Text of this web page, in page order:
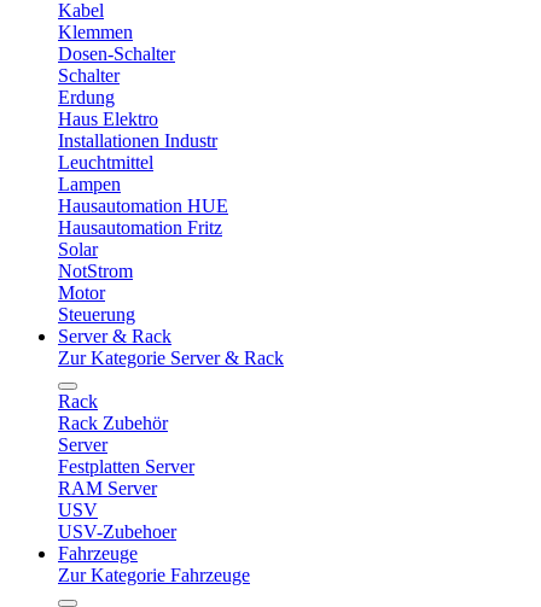
Kabel
Klemmen
Dosen-Schalter
Schalter
Erdung
Haus Elektro
Installationen Industr
Leuchtmittel
Lampen
Hausautomation HUE
Hausautomation Fritz
Solar
NotStrom
Motor
Steuerung
Server & Rack
Zur Kategorie Server & Rack
Rack
Rack Zubehör
Server
Festplatten Server
RAM Server
USV
USV-Zubehoer
Fahrzeuge
Zur Kategorie Fahrzeuge